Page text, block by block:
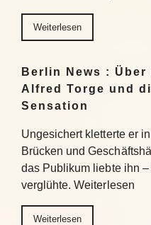
Weiterlesen
Berlin News :
Alfred Torge und
Sensation
Ungesichert kletterte er
Brücken und
das Publikum liebte ihn
verglühte. Weiterlesen
Weiterlesen